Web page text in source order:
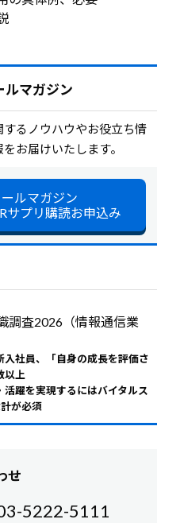
ルマガジン
するノウハウやお役立ち情
お届けいたします。
ールマガジン
サプリ購読お申込み
調査2026（情報通信業
入社員、「自身の成長を評価さ
以上
活躍を実現するにはバイタルス
が必須
せ
5222-5111